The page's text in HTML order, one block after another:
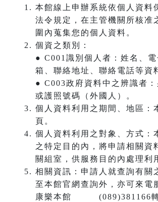
本館線上申辦系統依個人資料
法令規定，在主管機關所核准
圍內蒐集您的個人資料。
個資之類別：
● C001識別個人者：姓名、
箱、聯絡地址、聯絡電話等資
● C003政府資料中之辨識者：
或護照號碼（外國人）。
個人資料利用之期間、地區：
頁。
個人資料利用之對象、方式：
之特定目的內，將申請相關資
關組室，供服務目的內處理利
相關資訊：申請人就查詢有關
至本館官網查詢外，亦可來電
康樂本館 (089)381166